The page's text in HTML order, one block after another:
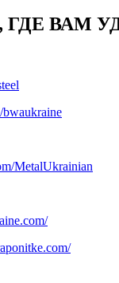
ГДЕ ВАМ
bwaukraine
MetalUkrainian